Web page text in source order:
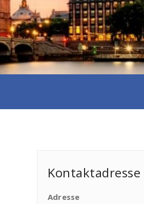
Kontaktadresse
Adresse